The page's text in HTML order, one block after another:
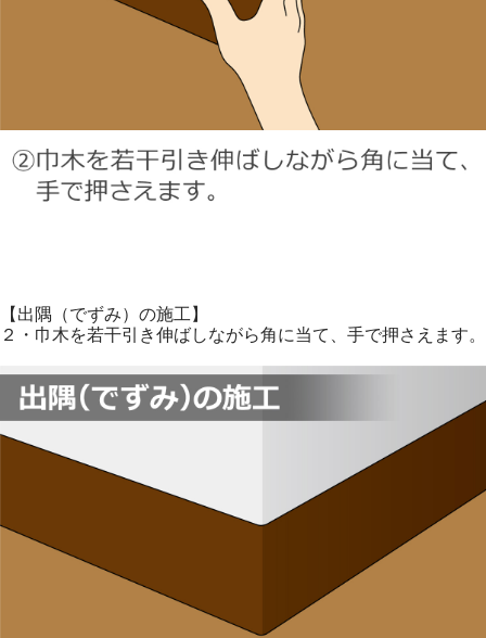
【出隅（でずみ）の施工】
２・巾木を若干引き伸ばしながら角に当て、手で押さえます。